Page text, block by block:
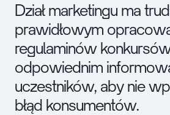
Dział marketingu ma
prawidłowym
regulaminów
odpowiednim
uczestników, aby nie
błąd konsumentów.